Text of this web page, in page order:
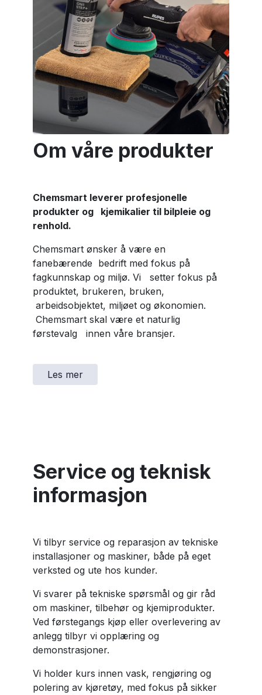
Om våre produkter
Chemsmart leverer profesjonelle
produkter og kjemikalier til bilpleie og
renhold.
Chemsmart ønsker å være en
fanebærende bedrift med fokus på
fagkunnskap og miljø. Vi setter fokus på
produktet, brukeren, bruken,
arbeidsobjektet, miljøet og økonomien.
Chemsmart skal være et naturlig
førstevalg innen våre bransjer.
Les mer
Service og teknisk
informasjon
Vi tilbyr service og reparasjon av tekniske
installasjoner og maskiner, både på eget
verksted og ute hos kunder.
Vi svarer på tekniske spørsmål og gir råd
om maskiner, tilbehør og kjemiprodukter.
Ved førstegangs kjøp eller overlevering av
anlegg tilbyr vi opplæring og
demonstrasjoner.
Vi holder kurs innen vask, rengjøring og
polering av kjøretøy, med fokus på sikker